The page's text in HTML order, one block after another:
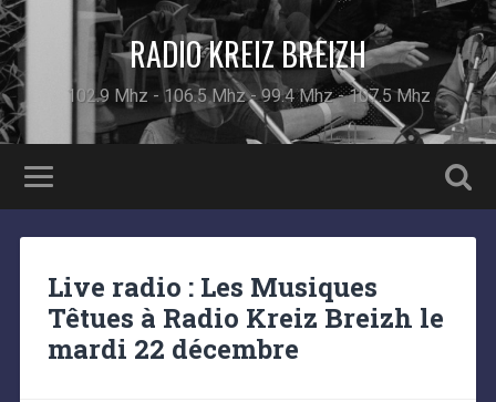
RADIO KREIZ BREIZH
102.9 Mhz - 106.5 Mhz - 99.4 Mhz - 107.5 Mhz
Live radio : Les Musiques
Têtues à Radio Kreiz Breizh le
mardi 22 décembre